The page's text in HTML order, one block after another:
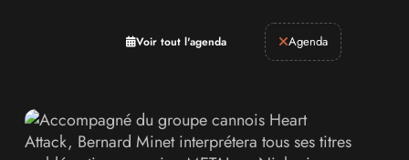
Voir tout l'agenda Agenda